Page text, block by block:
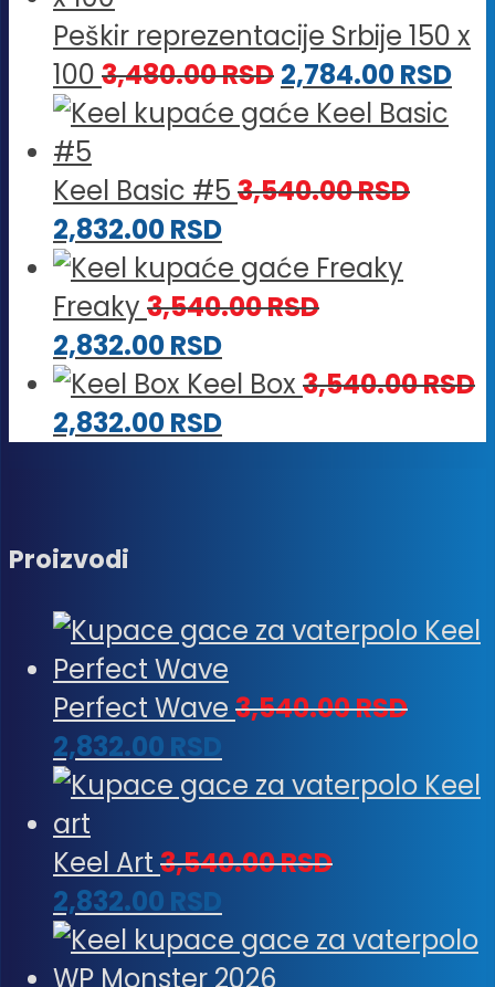
Peškir reprezentacije Srbije 150 x
100 3,480.00RSD 2,784.00RSD
Keel Basic #5 3,540.00RSD
2,832.00RSD
Freaky 3,540.00RSD
2,832.00RSD
Keel Box 3,540.00RSD
2,832.00RSD
Proizvodi
Perfect Wave 3,540.00RSD
2,832.00 RSD
Keel Art 3,540.00RSD
2,832.00 RSD